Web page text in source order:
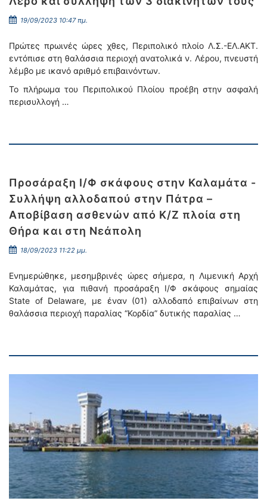
19/09/2023 10:47 πμ.
Πρώτες πρωινές ώρες χθες, Περιπολικό πλοίο Λ.Σ.-ΕΛ.ΑΚΤ.
εντόπισε στη θαλάσσια περιοχή ανατολικά ν. Λέρου, πνευστή
λέμβο με ικανό αριθμό επιβαινόντων.
Το πλήρωμα του Περιπολικού Πλοίου προέβη στην ασφαλή
περισυλλογή …
Προσάραξη Ι/Φ σκάφους στην Καλαμάτα -
Συλλήψη αλλοδαπού στην Πάτρα –
Αποβίβαση ασθενών από Κ/Ζ πλοία στη
Θήρα και στη Νεάπολη
18/09/2023 11:22 μμ.
Ενημερώθηκε, μεσημβρινές ώρες σήμερα, η Λιμενική Αρχή
Καλαμάτας, για πιθανή προσάραξη Ι/Φ σκάφους σημαίας
State of Delaware, με έναν (01) αλλοδαπό επιβαίνων στη
θαλάσσια περιοχή παραλίας “Κορδία” δυτικής παραλίας …